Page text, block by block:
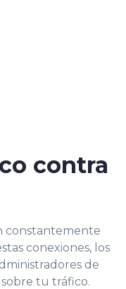
contra
constantemente
conexiones, los
de
tu tráfico.